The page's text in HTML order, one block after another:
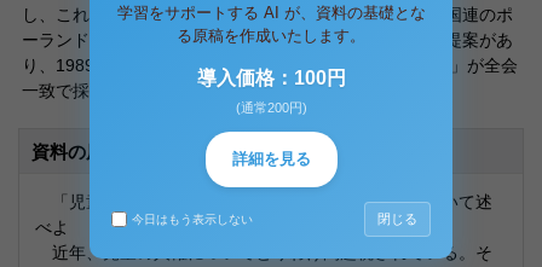
し、これは宣言であって強制力はない。そのことから、国連のポ
ーランド代表が拘束力のある法律として採択しようとの提案があ
り、1989年国連総会において「児童の権利に関する条約」が全会
一致で採択されたのである。
資料の原本内容
「児童の権利に関する条約」制定の背景と意義について述
べよ
近年、児童の人権についてとりわけ問題視されている。そ
学習をサポートする AI が、資料の基礎とな
る原稿を作成いたします。
導入価格：100円
(通常200円)
詳細を見る
今日はもう表示しない 閉じる